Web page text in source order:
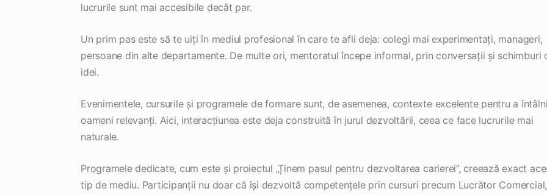
lucrurile sunt mai accesibile decât par.
Un prim pas este să te uiți în mediul profesional în care te afli deja: colegi mai experimentați, manageri,
persoane din alte departamente. De multe ori, mentoratul începe informal, prin conversații și schimburi
idei.
Evenimentele, cursurile și programele de formare sunt, de asemenea, contexte excelente pentru a întâlni
oameni relevanți. Aici, interacțiunea este deja construită în jurul dezvoltării, ceea ce face lucrurile mai
naturale.
Programele dedicate, cum este și proiectul „Ținem pasul pentru dezvoltarea carierei”, creează exact
tip de mediu. Participanții nu doar că își dezvoltă competențele prin cursuri precum Lucrător Comercial,